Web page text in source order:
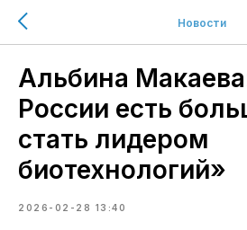
Новости
Альбина
России есть
стать лидером
биотехнологий»
2026-02-28 13:40